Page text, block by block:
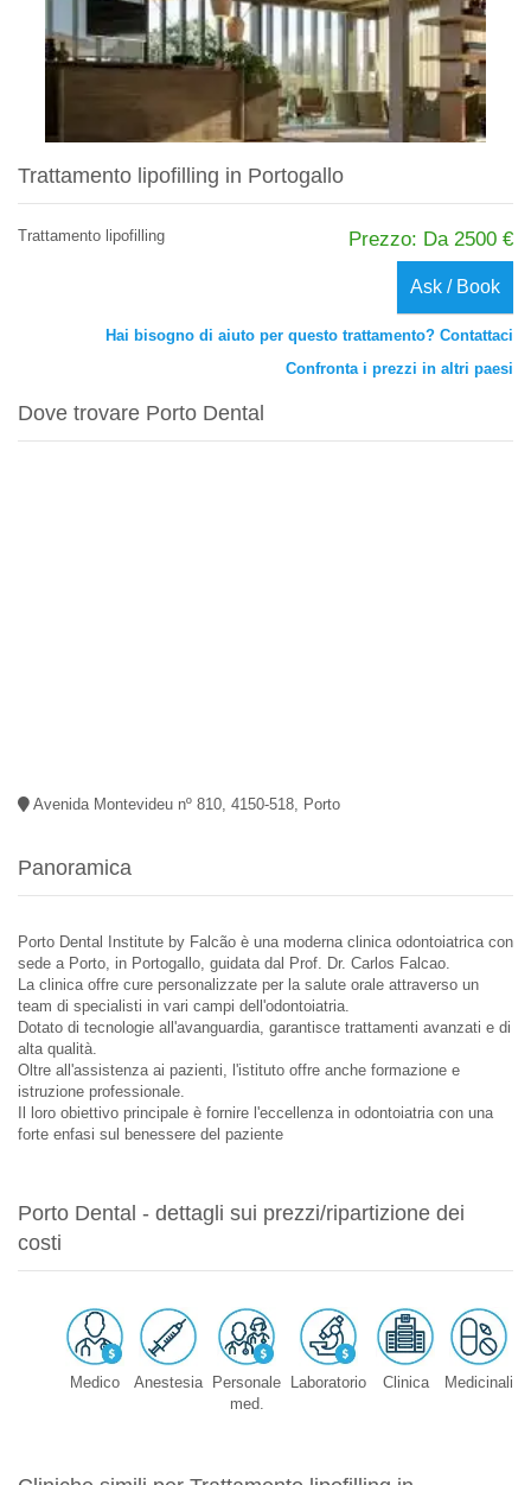
Trattamento lipofilling in Portogallo
Trattamento lipofilling Prezzo: Da 2500 €
Ask / Book
Hai bisogno di aiuto per questo trattamento? Contattaci
Confronta i prezzi in altri paesi
Dove trovare Porto Dental
Avenida Montevideu nº 810, 4150-518, Porto
Panoramica
Porto Dental Institute by Falcão è una moderna clinica odontoiatrica con
sede a Porto, in Portogallo, guidata dal Prof. Dr. Carlos Falcao.
La clinica offre cure personalizzate per la salute orale attraverso un
team di specialisti in vari campi dell'odontoiatria.
Dotato di tecnologie all'avanguardia, garantisce trattamenti avanzati e di
alta qualità.
Oltre all'assistenza ai pazienti, l'istituto offre anche formazione e
istruzione professionale.
Il loro obiettivo principale è fornire l'eccellenza in odontoiatria con una
forte enfasi sul benessere del paziente
Porto Dental - dettagli sui prezzi/ripartizione dei
costi
Medico Anestesia Personale
med.
Laboratorio Clinica Medicinali